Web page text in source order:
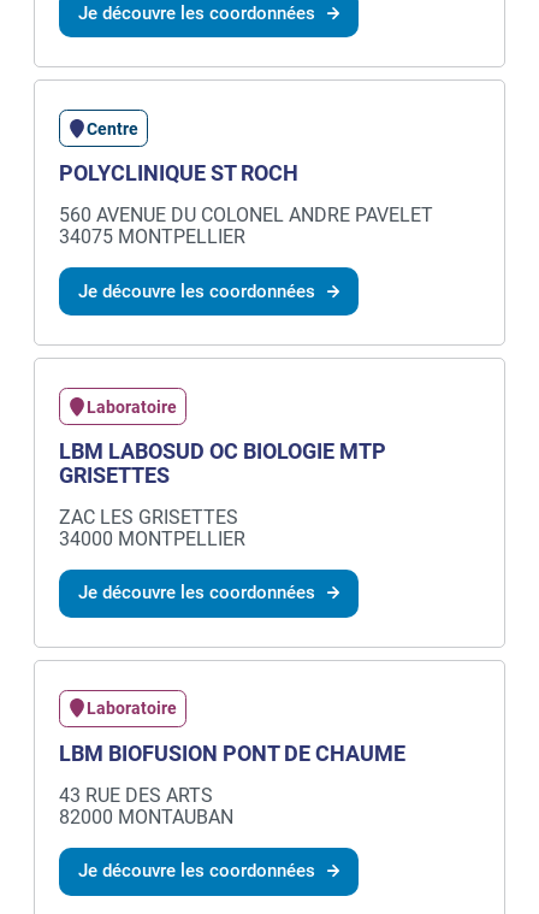
Je découvre les coordonnées
Centre
POLYCLINIQUE ST ROCH
560 AVENUE DU COLONEL ANDRE PAVELET
34075 MONTPELLIER
Je découvre les coordonnées
Laboratoire
LBM LABOSUD OC BIOLOGIE MTP
GRISETTES
ZAC LES GRISETTES
34000 MONTPELLIER
Je découvre les coordonnées
Laboratoire
LBM BIOFUSION PONT DE CHAUME
43 RUE DES ARTS
82000 MONTAUBAN
Je découvre les coordonnées